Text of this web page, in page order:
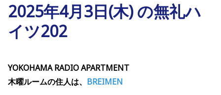
2025年4月3日(木) の無礼ハ
イツ202
YOKOHAMA RADIO APARTMENT
木曜ルームの住人は、 BREIMEN